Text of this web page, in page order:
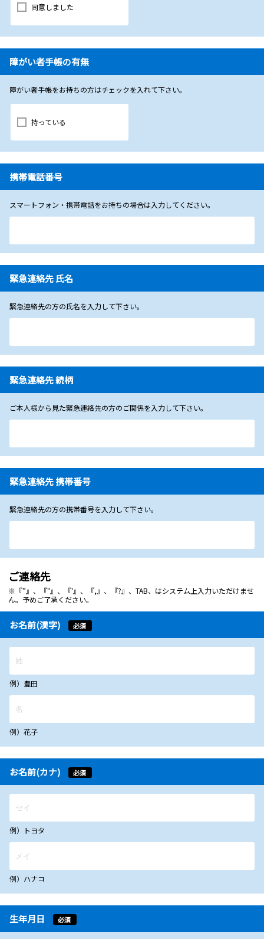
同意しました
障がい者手帳の有無
障がい者手帳をお持ちの方はチェックを入れて下さい。
持っている
携帯電話番号
スマートフォン・携帯電話をお持ちの場合は入力してください。
緊急連絡先 氏名
緊急連絡先の方の氏名を入力して下さい。
緊急連絡先 続柄
ご本人様から見た緊急連絡先の方のご関係を入力して下さい。
緊急連絡先 携帯番号
緊急連絡先の方の携帯番号を入力して下さい。
ご連絡先
※『”』、『"』、『'』、『,』、『?』、TAB、はシステム上入力いただけませ
ん。予めご了承ください。
お名前(漢字) 必須
例）豊田
例）花子
お名前(カナ) 必須
例）トヨタ
例）ハナコ
生年月日 必須